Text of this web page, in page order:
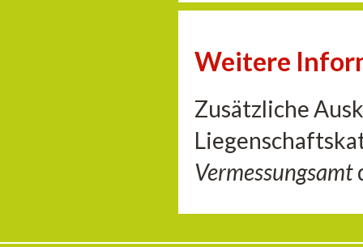
Weitere
Zusätzliche
Vermessungsamt